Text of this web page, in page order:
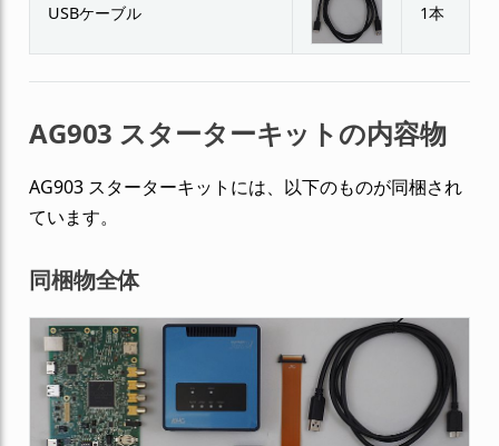
USBケーブル 1本
AG903 スターターキットの内容物
AG903 スターターキットには、以下のものが同梱され
ています。
同梱物全体